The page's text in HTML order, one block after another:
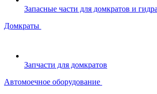
Запасные части для домкратов и
Домкраты
Запчасти для домкратов
Автомоечное оборудование